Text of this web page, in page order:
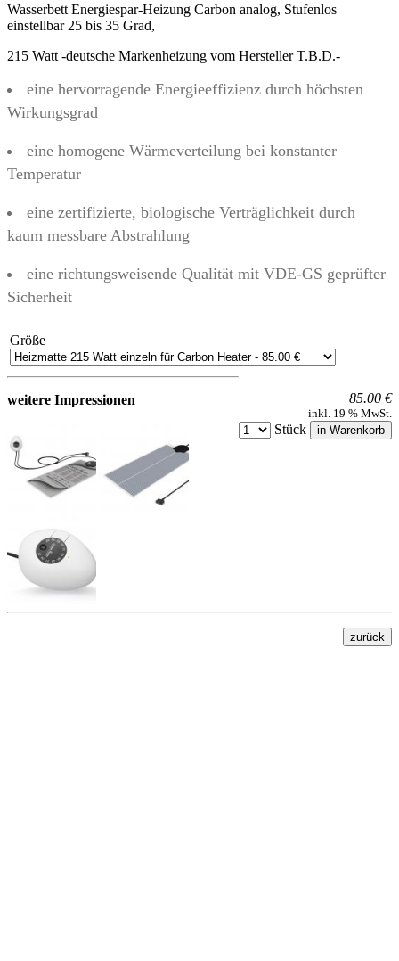
Wasserbett Energiespar-Heizung Carbon analog, Stufenlos
einstellbar 25 bis 35 Grad,
215 Watt -deutsche Markenheizung vom Hersteller T.B.D.-
eine hervorragende Energieeffizienz durch höchsten
Wirkungsgrad
eine homogene Wärmeverteilung bei konstanter
Temperatur
eine zertifizierte, biologische Verträglichkeit durch
kaum messbare Abstrahlung
eine richtungsweisende Qualität mit VDE-GS geprüfter
Sicherheit
Größe
85.00 €
inkl. 19 % MwSt.
Stück
weitere Impressionen